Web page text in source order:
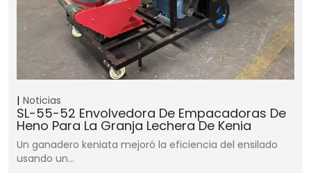
Noticias
SL-55-52 Envolvedora De Empacadoras De
Heno Para La Granja Lechera De Kenia
Un ganadero keniata mejoró la eficiencia del ensilado
usando un…